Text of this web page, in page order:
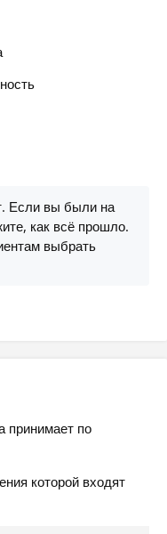
Если вы были на
как всё прошло.
выбрать
принимает по
которой входят